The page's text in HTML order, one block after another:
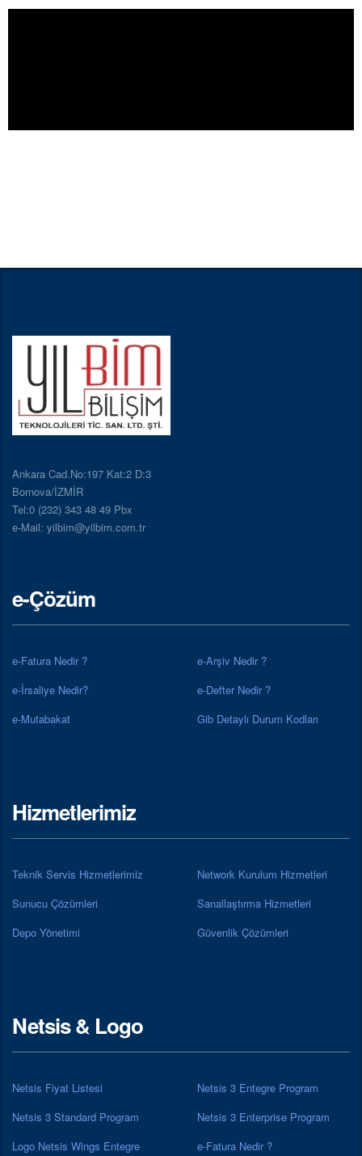
Ankara Cad.No:197 Kat:2 D:3
Bornova/İZMİR
Tel:0 (232) 343 48 49 Pbx
e-Mail: yilbim@yilbim.com.tr
e-Çözüm
e-Fatura Nedir ?
e-Arşiv Nedir ?
e-İrsaliye Nedir?
e-Defter Nedir ?
e-Mutabakat
Gib Detaylı Durum Kodları
Hizmetlerimiz
Teknik Servis Hizmetlerimiz
Network Kurulum Hizmetleri
Sunucu Çözümleri
Sanallaştırma Hizmetleri
Depo Yönetimi
Güvenlik Çözümleri
Netsis & Logo
Netsis Fiyat Listesi
Netsis 3 Entegre Program
Netsis 3 Standard Program
Netsis 3 Enterprise Program
Logo Netsis Wings Entegre
e-Fatura Nedir ?